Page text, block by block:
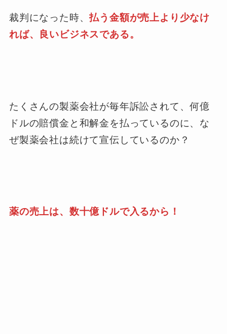
裁判になった時、払う金額が売上より少なけ
れば、良いビジネスである。
たくさんの製薬会社が毎年訴訟されて、何億
ドルの賠償金と和解金を払っているのに、な
ぜ製薬会社は続けて宣伝しているのか？
薬の売上は、数十億ドルで入るから！